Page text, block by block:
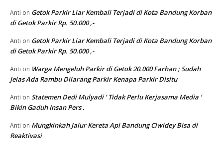
Anti on Getok Parkir Liar Kembali Terjadi di Kota Bandung Korban
di Getok Parkir Rp. 50.000 ,-
Anti on Getok Parkir Liar Kembali Terjadi di Kota Bandung Korban
di Getok Parkir Rp. 50.000 ,-
Anti on Warga Mengeluh Parkir di Getok 20.000 Farhan ; Sudah
Jelas Ada Rambu Dilarang Parkir Kenapa Parkir Disitu
Anti on Statemen Dedi Mulyadi ‘ Tidak Perlu Kerjasama Media ‘
Bikin Gaduh Insan Pers .
Anti on Mungkinkah Jalur Kereta Api Bandung Ciwidey Bisa di
Reaktivasi